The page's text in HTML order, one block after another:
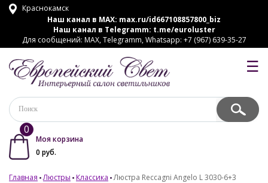
Краснокамск
Наш канал в MAX: max.ru/id667108857800_biz
Наш канал в Telegramm: t.me/euroluster
Для сообщений: MAX, Telegramm, Whatsapp: +7 (967) 639-35-27
☰
0
Моя корзина
0 руб.
Главная Люстры Классика Люстра Reccagni Angelo L 3030-6+3